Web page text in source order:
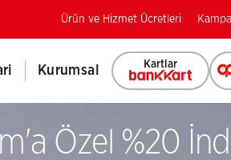
Ürün ve Hizmet Ücretleri
Kurumsal Kartlar
Özel %20